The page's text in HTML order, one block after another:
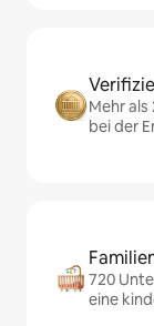
Mehr
bei der
720
eine